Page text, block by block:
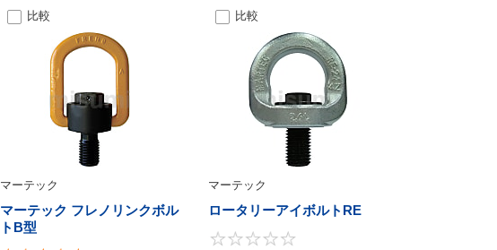
比較
マーテック
マーテック フレノリンクボル
トB型
比較
マーテック
ロータリーアイボルトRE